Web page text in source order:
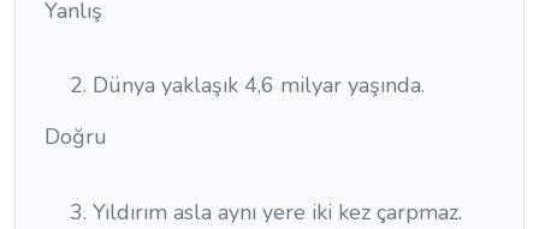
Yanlış
Dünya yaklaşık 4,6 milyar yaşında.
Doğru
Yıldırım asla aynı yere iki kez çarpmaz.